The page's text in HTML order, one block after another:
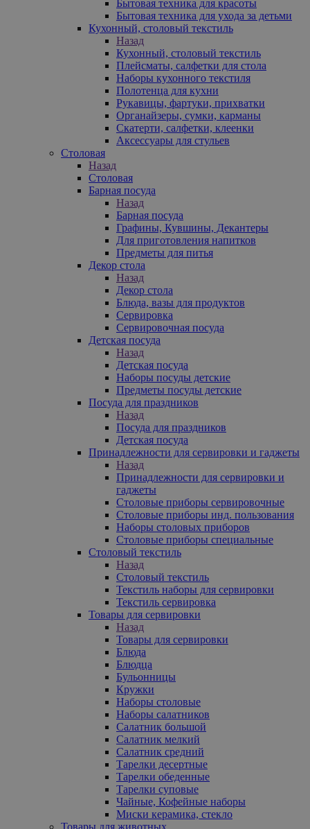
Бытовая техника для красоты
Бытовая техника для ухода за детьми
Кухонный, столовый текстиль
Назад
Кухонный, столовый текстиль
Плейсматы, салфетки для стола
Наборы кухонного текстиля
Полотенца для кухни
Рукавицы, фартуки, прихватки
Органайзеры, сумки, карманы
Скатерти, салфетки, клеенки
Аксессуары для стульев
Столовая
Назад
Столовая
Барная посуда
Назад
Барная посуда
Графины, Кувшины, Декантеры
Для приготовления напитков
Предметы для питья
Декор стола
Назад
Декор стола
Блюда, вазы для продуктов
Сервировка
Сервировочная посуда
Детская посуда
Назад
Детская посуда
Наборы посуды детские
Предметы посуды детские
Посуда для праздников
Назад
Посуда для праздников
Детская посуда
Принадлежности для сервировки и гаджеты
Назад
Принадлежности для сервировки и
гаджеты
Столовые приборы сервировочные
Столовые приборы инд. пользования
Наборы столовых приборов
Столовые приборы специальные
Столовый текстиль
Назад
Столовый текстиль
Текстиль наборы для сервировки
Текстиль сервировка
Товары для сервировки
Назад
Товары для сервировки
Блюда
Блюдца
Бульонницы
Кружки
Наборы столовые
Наборы салатников
Салатник большой
Салатник мелкий
Салатник средний
Тарелки десертные
Тарелки обеденные
Тарелки суповые
Чайные, Кофейные наборы
Миски керамика, стекло
Товары для животных